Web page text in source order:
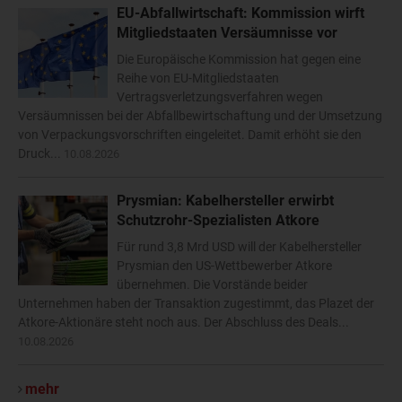
EU-Abfallwirtschaft: Kommission wirft
Mitgliedstaaten Versäumnisse vor
Die Europäische Kommission hat gegen eine
Reihe von EU-Mitgliedstaaten
Vertragsverletzungsverfahren wegen
Versäumnissen bei der Abfallbewirtschaftung und der Umsetzung
von Verpackungsvorschriften eingeleitet. Damit erhöht sie den
Druck...
Prysmian: Kabelhersteller erwirbt
Schutzrohr-Spezialisten Atkore
Für rund 3,8 Mrd USD will der Kabelhersteller
Prysmian den US-Wettbewerber Atkore
übernehmen. Die Vorstände beider
Unternehmen haben der Transaktion zugestimmt, das Plazet der
Atkore-Aktionäre steht noch aus. Der Abschluss des Deals...
mehr